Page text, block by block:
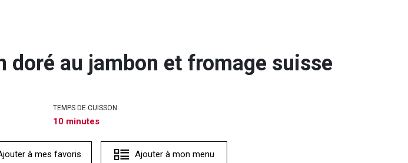
doré au jambon et fromage suisse
TEMPS DE CUISSON
10 minutes
à mes favoris Ajouter à mon menu